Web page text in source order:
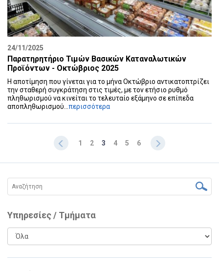
24/11/2025
Παρατηρητήριο Τιμών Βασικών Καταναλωτικών
Προϊόντων - Οκτώβριος 2025
Η αποτίμηση που γίνεται για το μήνα Οκτώβριο αντικατοπτρίζει
την σταθερή συγκράτηση στις τιμές, με τον ετήσιο ρυθμό
πληθωρισμού να κινείται το τελευταίο εξάμηνο σε επίπεδα
αποπληθωρισμού... περισσότερα
1 2 3 4 5 6
Υπηρεσίες / Τμήματα